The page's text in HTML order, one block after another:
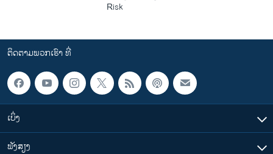
Risk
ຕິດຕາມພວກເຮົາ ທີ່
ເບິ່ງ
ຟັງສຽງ